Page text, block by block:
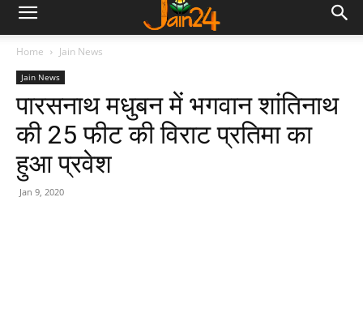
Home Jain News
Jain News
पारसनाथ मधुबन में भगवान शांतिनाथ
की 25 फीट की विराट प्रतिमा का
हुआ प्रवेश
Jan 9, 2020